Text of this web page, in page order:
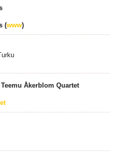
(www)
Åkerblom Quartet